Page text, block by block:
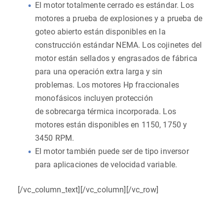
El motor totalmente cerrado es estándar. Los
motores a prueba de explosiones y a prueba de
goteo abierto están disponibles en la
construcción estándar NEMA. Los cojinetes del
motor están sellados y engrasados de fábrica
para una operación extra larga y sin
problemas. Los motores Hp fraccionales
monofásicos incluyen protección
de sobrecarga térmica incorporada. Los
motores están disponibles en 1150, 1750 y
3450 RPM.
El motor también puede ser de tipo inversor
para aplicaciones de velocidad variable.
[/vc_column_text][/vc_column][/vc_row]